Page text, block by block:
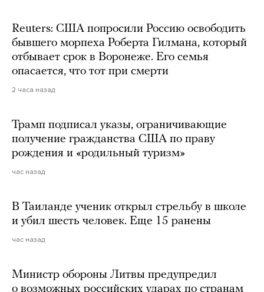
Reuters: США попросили Россию освободить
бывшего морпеха Роберта Гилмана, который
отбывает срок в Воронеже. Его семья
опасается, что тот при смерти
2 часа назад
Трамп подписал указы, ограничивающие
получение гражданства США по праву
рождения и «родильный туризм»
час назад
В Таиланде ученик открыл стрельбу в школе
и убил шесть человек. Еще 15 ранены
час назад
Министр обороны Литвы предупредил
о возможных российских ударах по странам